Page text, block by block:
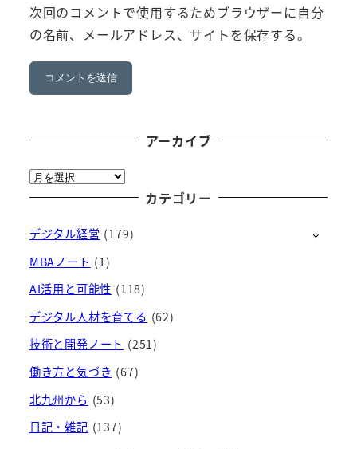
次回のコメントで使用するためブラウザーに自分
の名前、メールアドレス、サイトを保存する。
アーカイブ
ア
ー
イ
ブ
カテゴリー
デジタル経営 (179)
MBAノート (1)
AI活用と可能性 (118)
デジタル人材を育てる (62)
技術と開発ノート (251)
働き方と気づき (67)
北九州から (53)
日記・雑記 (137)